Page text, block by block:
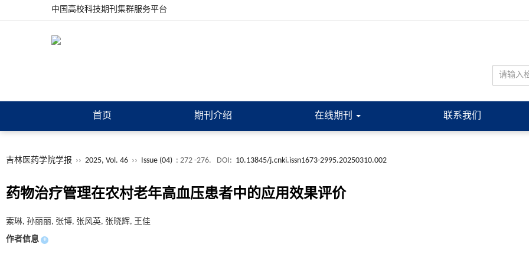
中国高校科技期刊集群服务平台
首页 期刊介绍 在线期刊 联系我们
吉林医药学院学报 ›› 2025, Vol. 46 ›› Issue (04) : 272 -276. DOI: 10.13845/j.cnki.issn1673-2995.20250310.002
药物治疗管理在农村老年高血压患者中的应用效果评价
索琳, 孙丽丽, 张博, 张风英, 张晓辉, 王佳
作者信息 +